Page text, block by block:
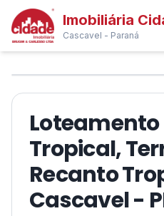
Imobiliária
Cascavel - Paraná
❮
1/5
Loteamento
Tropical,
Recanto
Cascavel -